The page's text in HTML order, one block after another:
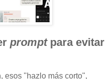
promptpara evitar
, esos "hazlo más corto",